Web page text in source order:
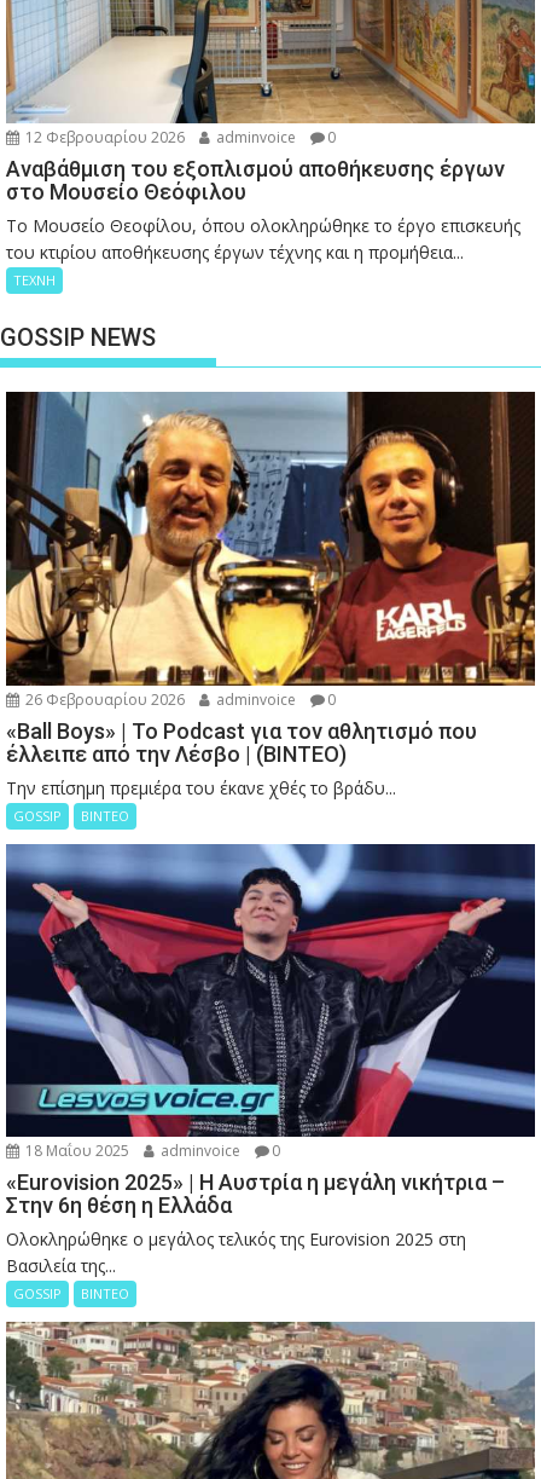
12 Φεβρουαρίου 2026 adminvoice 0
Αναβάθμιση του εξοπλισμού αποθήκευσης έργων
στο Μουσείο Θεόφιλου
Το Μουσείο Θεοφίλου, όπου ολοκληρώθηκε το έργο επισκευής
του κτιρίου αποθήκευσης έργων τέχνης και η προμήθεια...
ΤΕΧΝΗ
GOSSIP NEWS
26 Φεβρουαρίου 2026 adminvoice 0
«Ball Boys» | Το Podcast για τον αθλητισμό που
έλλειπε από την Λέσβο | (ΒΙΝΤΕΟ)
Την επίσημη πρεμιέρα του έκανε χθές το βράδυ...
GOSSIP ΒΙΝΤΕΟ
18 Μαΐου 2025 adminvoice 0
«Eurovision 2025» | Η Αυστρία η μεγάλη νικήτρια –
Στην 6η θέση η Ελλάδα
Ολοκληρώθηκε ο μεγάλος τελικός της Eurovision 2025 στη
Βασιλεία της...
GOSSIP ΒΙΝΤΕΟ